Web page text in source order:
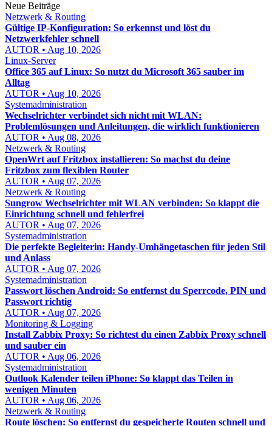
Neue Beiträge
Netzwerk & Routing
Gültige IP-Konfiguration: So erkennst und löst du
Netzwerkfehler schnell
AUTOR • Aug 10, 2026
Linux-Server
Office 365 auf Linux: So nutzt du Microsoft 365 sauber im
Alltag
AUTOR • Aug 10, 2026
Systemadministration
Wechselrichter verbindet sich nicht mit WLAN:
Problemlösungen und Anleitungen, die wirklich funktionieren
AUTOR • Aug 08, 2026
Netzwerk & Routing
OpenWrt auf Fritzbox installieren: So machst du deine
Fritzbox zum flexiblen Router
AUTOR • Aug 07, 2026
Netzwerk & Routing
Sungrow Wechselrichter mit WLAN verbinden: So klappt die
Einrichtung schnell und fehlerfrei
AUTOR • Aug 07, 2026
Systemadministration
Die perfekte Begleiterin: Handy-Umhängetaschen für jeden Stil
und Anlass
AUTOR • Aug 07, 2026
Systemadministration
Passwort löschen Android: So entfernst du Sperrcode, PIN und
Passwort richtig
AUTOR • Aug 07, 2026
Monitoring & Logging
Install Zabbix Proxy: So richtest du einen Zabbix Proxy schnell
und sauber ein
AUTOR • Aug 06, 2026
Systemadministration
Outlook Kalender teilen iPhone: So klappt das Teilen in
wenigen Minuten
AUTOR • Aug 06, 2026
Netzwerk & Routing
Route löschen: So entfernst du gespeicherte Routen schnell und